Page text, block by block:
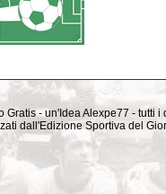
Gratis - un'Idea Alexpe77 -
dall'Edizione Sportiva del